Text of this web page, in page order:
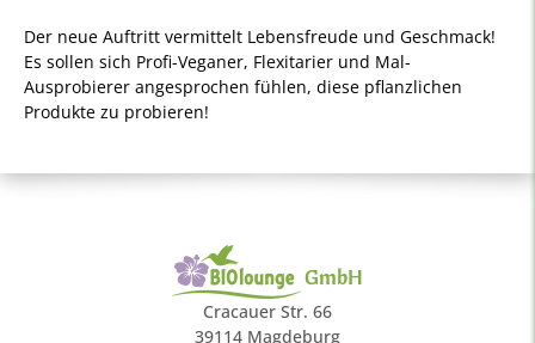
Der neue Auftritt vermittelt Lebensfreude und Geschmack!
Es sollen sich Profi-Veganer, Flexitarier und Mal-
Ausprobierer angesprochen fühlen, diese pflanzlichen
Produkte zu probieren!
GmbH
Cracauer Str. 66
39114 Magdeburg